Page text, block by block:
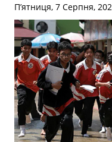
П’ятниця, 7 Серпня,